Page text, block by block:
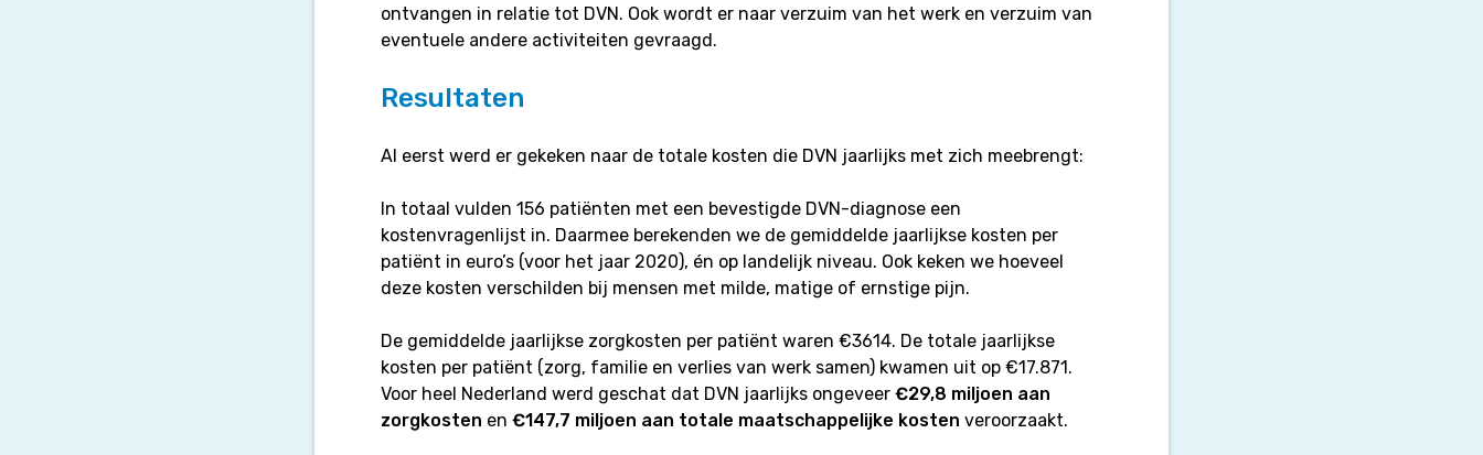
ontvangen in relatie tot DVN. Ook wordt er naar verzuim van het werk en verzuim van
eventuele andere activiteiten gevraagd.
Resultaten
Al eerst werd er gekeken naar de totale kosten die DVN jaarlijks met zich meebrengt:
In totaal vulden 156 patiënten met een bevestigde DVN-diagnose een
kostenvragenlijst in. Daarmee berekenden we de gemiddelde jaarlijkse kosten per
patiënt in euro’s (voor het jaar 2020), én op landelijk niveau. Ook keken we hoeveel
deze kosten verschilden bij mensen met milde, matige of ernstige pijn.
De gemiddelde jaarlijkse zorgkosten per patiënt waren €3614. De totale jaarlijkse
kosten per patiënt (zorg, familie en verlies van werk samen) kwamen uit op €17.871.
Voor heel Nederland werd geschat dat DVN jaarlijks ongeveer €29,8 miljoen aan
zorgkosten en €147,7 miljoen aan totale maatschappelijke kosten veroorzaakt.